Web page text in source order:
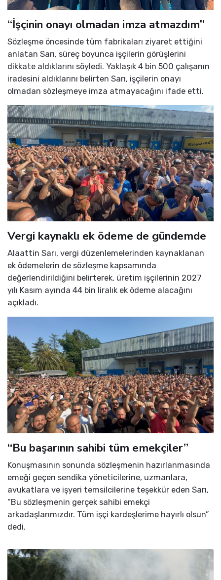
“İşçinin onayı olmadan imza atmazdım”
Sözleşme öncesinde tüm fabrikaları ziyaret ettiğini
anlatan Sarı, süreç boyunca işçilerin görüşlerini
dikkate aldıklarını söyledi. Yaklaşık 4 bin 500 çalışanın
iradesini aldıklarını belirten Sarı, işçilerin onayı
olmadan sözleşmeye imza atmayacağını ifade etti.
Vergi kaynaklı ek ödeme de gündemde
Alaattin Sarı, vergi düzenlemelerinden kaynaklanan
ek ödemelerin de sözleşme kapsamında
değerlendirildiğini belirterek, üretim işçilerinin 2027
yılı Kasım ayında 44 bin liralık ek ödeme alacağını
açıkladı.
“Bu başarının sahibi tüm emekçiler”
Konuşmasının sonunda sözleşmenin hazırlanmasında
emeği geçen sendika yöneticilerine, uzmanlara,
avukatlara ve işyeri temsilcilerine teşekkür eden Sarı,
“Bu sözleşmenin gerçek sahibi emekçi
arkadaşlarımızdır. Tüm işçi kardeşlerime hayırlı olsun”
dedi.